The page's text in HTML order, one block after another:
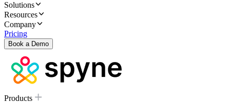
Solutions
Resources
Company
Pricing
Book a Demo
Products